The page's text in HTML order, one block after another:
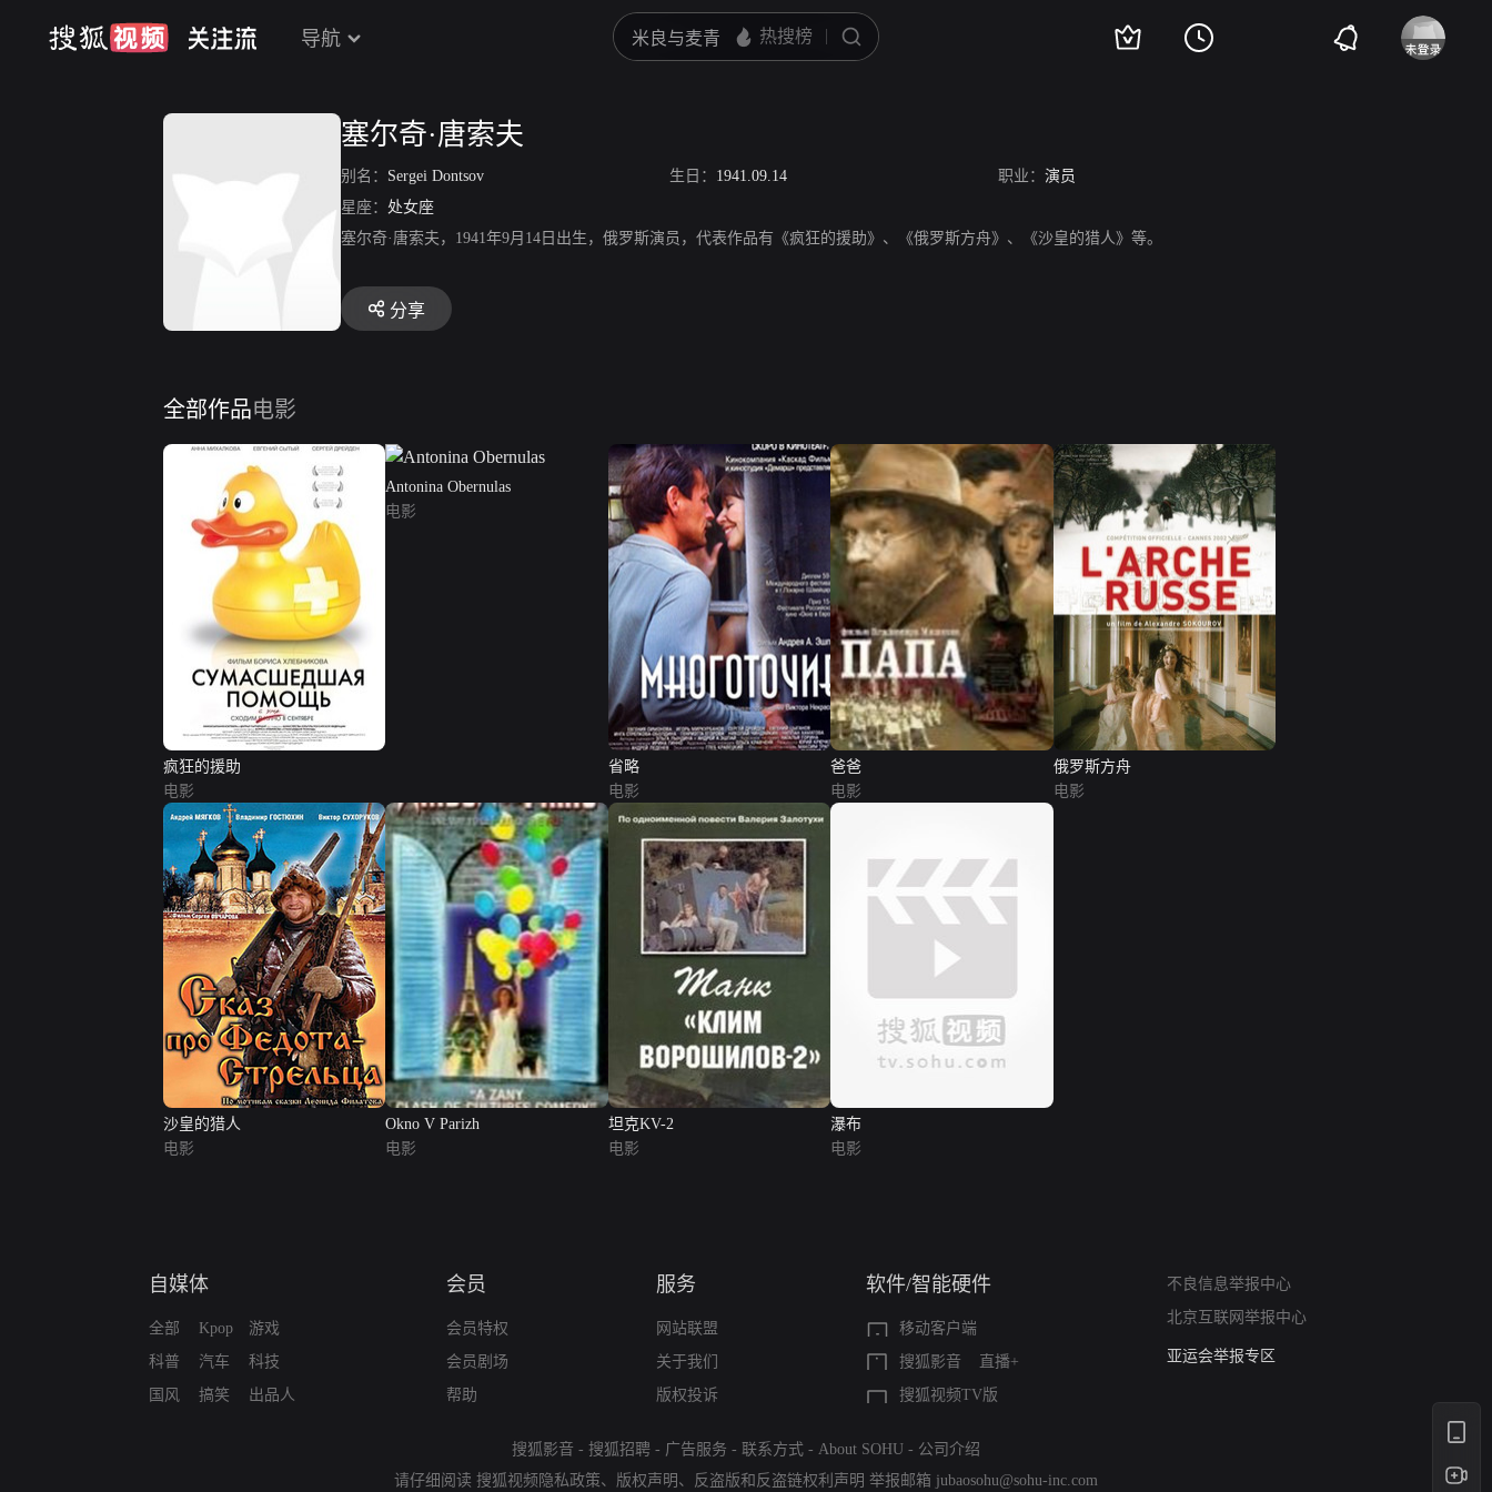
导航
塞尔奇·唐索夫
别名： Sergei Dontsov 生日： 1941.09.14 职业： 演员
星座： 处女座
塞尔奇·唐索夫，1941年9月14日出生，俄罗斯演员，代表作品有《疯狂的援助》、《俄罗斯方舟》、《沙皇的猎人》等。
分享
全部作品电影
疯狂的援助
电影
Antonina Obernulas
电影
省略
电影
爸爸
电影
俄罗斯方舟
电影
沙皇的猎人
电影
Okno V Parizh
电影
坦克KV-2
电影
瀑布
电影
自媒体
全部
科普
国风
Kpop
汽车
搞笑
游戏
科技
出品人
会员
会员特权
会员剧场
帮助
服务
网站联盟
关于我们
版权投诉
软件/智能硬件
移动客户端
搜狐影音
直播+
搜狐视频TV版
不良信息举报中心
北京互联网举报中心
算法推荐专项举报
亚运会举报专区
搜狐影音 - 搜狐招聘 - 广告服务 - 联系方式 - About SOHU - 公司介绍
请仔细阅读 搜狐视频隐私政策、 版权声明 、 反盗版和反盗链权利声明 举报邮箱 jubaosohu@sohu-inc.com